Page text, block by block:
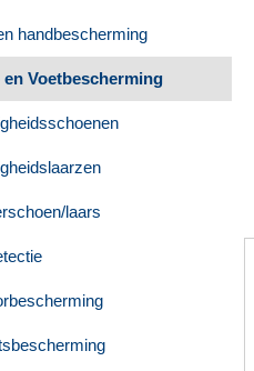
handbescherming
en Voetbescherming
laars